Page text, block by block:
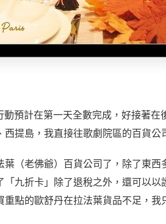
預計在第一天全數完成，好接著在
西提島，我直接往歌劇院區的百貨公
葉（老佛爺）百貨公司了，除了東
「九折卡」除了退稅之外，還可以
重點的歐舒丹在拉法葉貨品不足，我